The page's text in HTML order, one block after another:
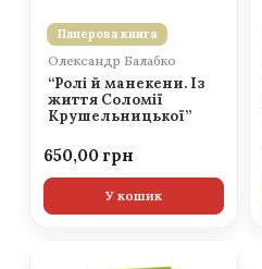
Паперова книга
Олександр Балабко
“Ролі й манекени. Із
життя Соломії
Крушельницької”
650,00
У кошик